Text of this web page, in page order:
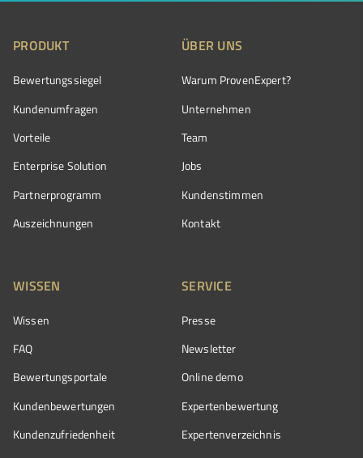
PRODUKT
Bewertungssiegel
Kundenumfragen
Vorteile
Enterprise Solution
Partnerprogramm
Auszeichnungen
ÜBER UNS
Warum ProvenExpert?
Unternehmen
Team
Jobs
Kundenstimmen
Kontakt
WISSEN
Wissen
FAQ
Bewertungsportale
Kundenbewertungen
Kundenzufriedenheit
SERVICE
Presse
Newsletter
Online demo
Expertenbewertung
Expertenverzeichnis